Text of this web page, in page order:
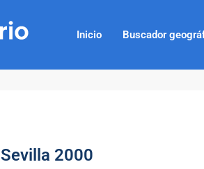
Inicio Buscador
Sevilla 2000